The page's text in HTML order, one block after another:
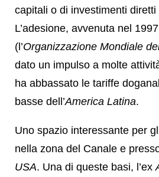
capitali o di investimenti diretti
L’adesione, avvenuta nel
(l’Organizzazione Mondiale
dato un impulso a molte
ha abbassato le tariffe
basse dell’America Latina.
Uno spazio interessante per
nella zona del Canale e
USA. Una di queste basi, l’ex